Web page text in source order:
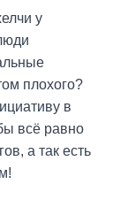
у
плохого?
в
всё равно
а так есть